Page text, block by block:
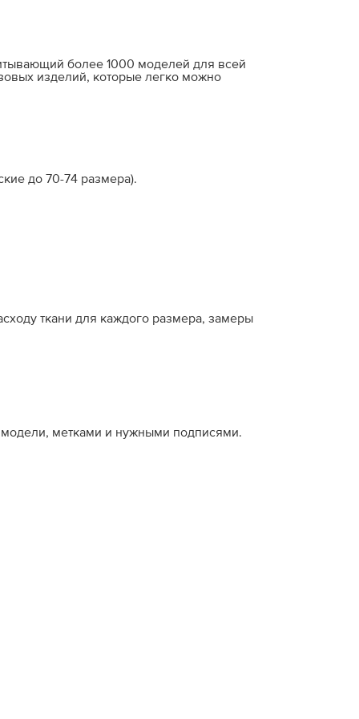
более 1000 моделей для всей
изделий, которые легко можно
до 70-74 размера).
ткани для каждого размера, замеры
модели, метками и нужными подписями.